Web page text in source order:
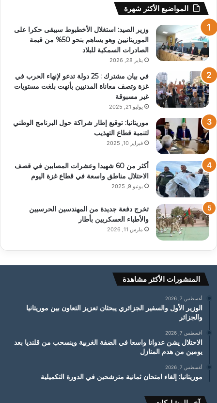
المواضيع الأكثر شهرة
وزير الصيد: استغلال الأخطبوط سيبقى حكرا على
الموريتانيين وهو يساهم بنحو 50% من قيمة
الصادرات السمكية للبلاد
يناير 28, 2026
في بيان مشترك : 25 دولة تدعو لإنهاء الحرب في
غزة وتصف معاناة المدنيين بأنهت بلغت مستويات
غير مسبوقة
يوليو 21, 2025
موريتانيا: توقيع إطار شراكة حول البرنامج الوطني
لتنمية قطاع التهذيب
فبراير 10, 2025
أكثر من 60 شهيدا وعشرات المصابين في قصف
الاحتلال مناطق واسعة في قطاع غزة اليوم
يونيو 9, 2025
تخرج دفعة جديدة من المهندسين الحرسيين
والأطباء العسكريين بأطار
مارس 11, 2026
المنشورات الأكثر مشاهدة
أغسطس 7, 2026
الوزير الأول والسفير الجزائري يبحثان تعزيز التعاون بين موريتانيا
والجزائر
أغسطس 7, 2026
الاحتلال يشن عدوانا واسعا في الضفة الغربية وينسحب من قلنديا بعد
يومين من هدم المنازل
أغسطس 7, 2026
موريتانيا: إلغاء امتحان ثمانية مترشحين في الدورة التكميلية